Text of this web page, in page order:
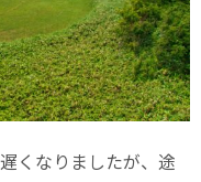
くなりましたが、途